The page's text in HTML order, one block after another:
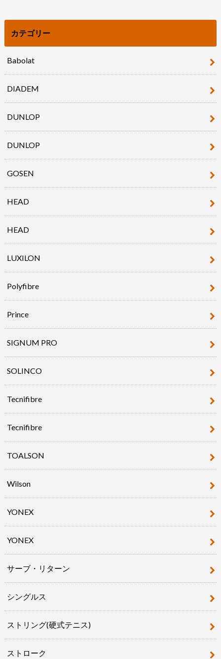
カテゴリー
Babolat
DIADEM
DUNLOP
DUNLOP
GOSEN
HEAD
HEAD
LUXILON
Polyfibre
Prince
SIGNUM PRO
SOLINCO
Tecnifibre
Tecnifibre
TOALSON
Wilson
YONEX
YONEX
サーブ・リターン
シングルス
ストリング(硬式テニス)
ストローク